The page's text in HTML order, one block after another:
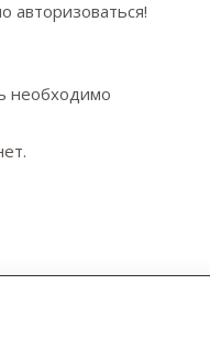
авторизоваться!
необходимо